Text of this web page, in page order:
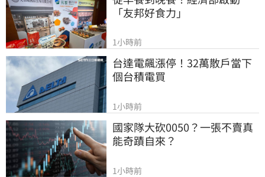
「友邦好食力」
1小時前
台達電飆漲停！32萬散戶當下
個台積電買
1小時前
國家隊大砍0050？一張不賣真
能奇蹟自來？
1小時前